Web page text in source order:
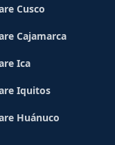
Cusco
Cajamarca
Ica
Iquitos
Huánuco